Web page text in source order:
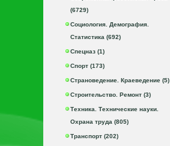
(6729)
Социология. Демография.
Статистика (692)
Спецназ (1)
Спорт (173)
Страноведение. Краеведение (5)
Строительство. Ремонт (3)
Техника. Технические науки.
Охрана труда (805)
Транспорт (202)